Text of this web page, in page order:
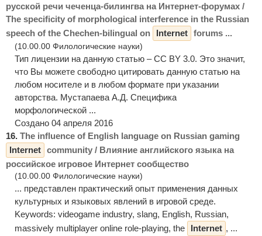
русской речи чеченца-билингва на Интернет-форумах /
The specificity of morphological interference in the Russian
speech of the Chechen-bilingual on
Internet forums ...
(10.00.00 Филологические науки)
Тип лицензии на данную статью – CC BY 3.0. Это значит,
что Вы можете свободно цитировать данную статью на
любом носителе и в любом формате при указании
авторства. Мустапаева А.Д. Специфика
морфологической ...
Создано 04 апреля 2016
16. The influence of English language on Russian gaming
Internet community / Влияние английского языка на
российское игровое Интернет сообщество
(10.00.00 Филологические науки)
... представлен практический опыт применения данных
культурных и языковых явлений в игровой среде.
Keywords: videogame industry, slang, English, Russian,
massively multiplayer online role-playing, the
Internet , ...